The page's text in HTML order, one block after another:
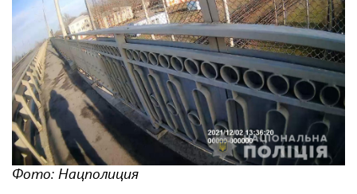
Фото: Нацполиция